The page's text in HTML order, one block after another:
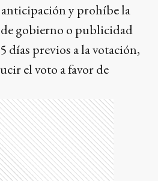
anticipación y prohíbe la
gobierno o publicidad
días previos a la votación,
el voto a favor de